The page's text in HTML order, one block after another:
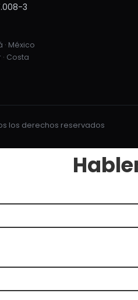
3
México
· Costa
los derechos reservados